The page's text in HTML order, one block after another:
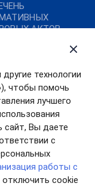
технологии
чтобы помочь
лучшего
сайт, Вы даете
с
работы с
cookie
АКТОВ,
госуслуг
преодоления
эпидемии
в РФ